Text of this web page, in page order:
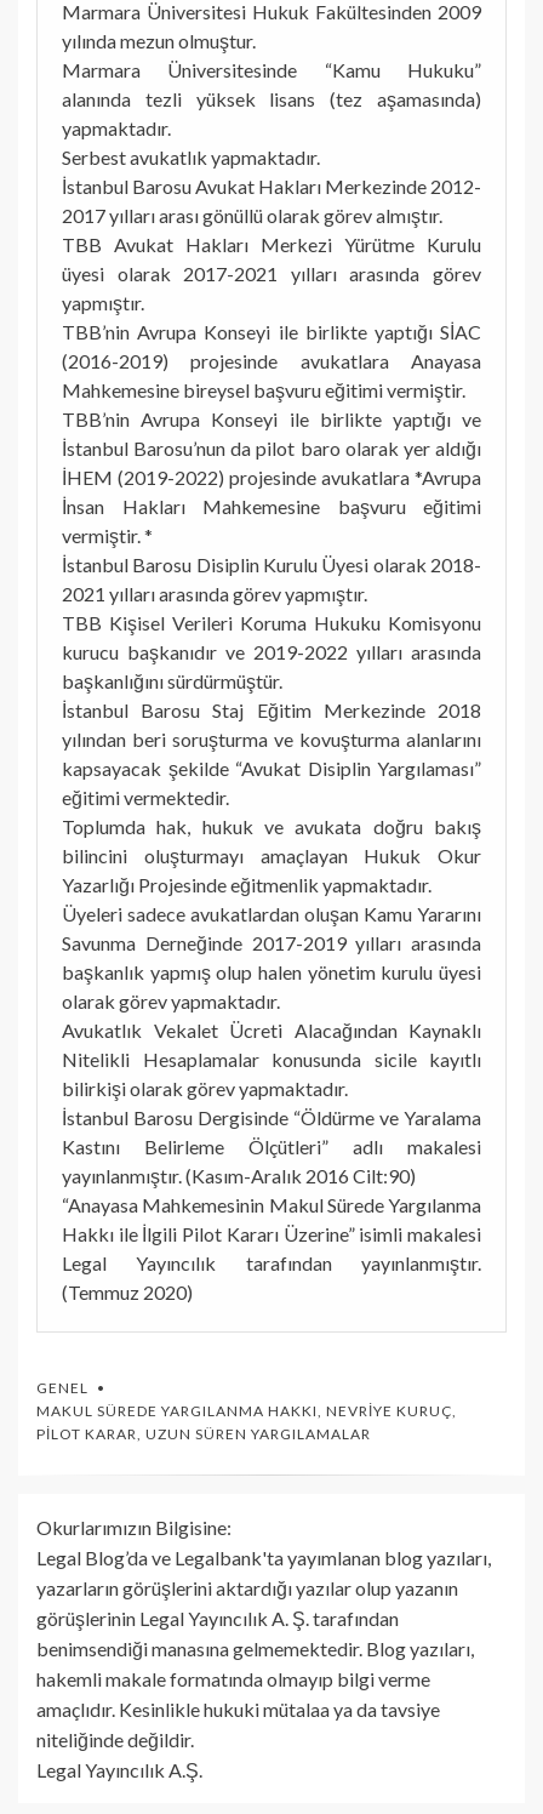
Marmara Üniversitesi Hukuk Fakültesinden 2009
yılında mezun olmuştur.
Marmara Üniversitesinde “Kamu Hukuku”
alanında tezli yüksek lisans (tez aşamasında)
yapmaktadır.
Serbest avukatlık yapmaktadır.
İstanbul Barosu Avukat Hakları Merkezinde 2012-
2017 yılları arası gönüllü olarak görev almıştır.
TBB Avukat Hakları Merkezi Yürütme Kurulu
üyesi olarak 2017-2021 yılları arasında görev
yapmıştır.
TBB’nin Avrupa Konseyi ile birlikte yaptığı SİAC
(2016-2019) projesinde avukatlara Anayasa
Mahkemesine bireysel başvuru eğitimi vermiştir.
TBB’nin Avrupa Konseyi ile birlikte yaptığı ve
İstanbul Barosu’nun da pilot baro olarak yer aldığı
İHEM (2019-2022) projesinde avukatlara *Avrupa
İnsan Hakları Mahkemesine başvuru eğitimi
vermiştir. *
İstanbul Barosu Disiplin Kurulu Üyesi olarak 2018-
2021 yılları arasında görev yapmıştır.
TBB Kişisel Verileri Koruma Hukuku Komisyonu
kurucu başkanıdır ve 2019-2022 yılları arasında
başkanlığını sürdürmüştür.
İstanbul Barosu Staj Eğitim Merkezinde 2018
yılından beri soruşturma ve kovuşturma alanlarını
kapsayacak şekilde “Avukat Disiplin Yargılaması”
eğitimi vermektedir.
Toplumda hak, hukuk ve avukata doğru bakış
bilincini oluşturmayı amaçlayan Hukuk Okur
Yazarlığı Projesinde eğitmenlik yapmaktadır.
Üyeleri sadece avukatlardan oluşan Kamu Yararını
Savunma Derneğinde 2017-2019 yılları arasında
başkanlık yapmış olup halen yönetim kurulu üyesi
olarak görev yapmaktadır.
Avukatlık Vekalet Ücreti Alacağından Kaynaklı
Nitelikli Hesaplamalar konusunda sicile kayıtlı
bilirkişi olarak görev yapmaktadır.
İstanbul Barosu Dergisinde “Öldürme ve Yaralama
Kastını Belirleme Ölçütleri” adlı makalesi
yayınlanmıştır. (Kasım-Aralık 2016 Cilt:90)
“Anayasa Mahkemesinin Makul Sürede Yargılanma
Hakkı ile İlgili Pilot Kararı Üzerine” isimli makalesi
Legal Yayıncılık tarafından yayınlanmıştır.
(Temmuz 2020)
GENEL
MAKUL SÜREDE YARGILANMA HAKKI NEVRIYE KURUÇ
PILOT KARAR UZUN SÜREN YARGILAMALAR
Okurlarımızın Bilgisine:
Legal Blog’da ve Legalbank'ta yayımlanan blog yazıları,
yazarların görüşlerini aktardığı yazılar olup yazanın
görüşlerinin Legal Yayıncılık A. Ş. tarafından
benimsendiği manasına gelmemektedir. Blog yazıları,
hakemli makale formatında olmayıp bilgi verme
amaçlıdır. Kesinlikle hukuki mütalaa ya da tavsiye
niteliğinde değildir.
Legal Yayıncılık A.Ş.